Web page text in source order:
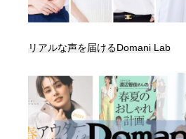
リアルな声を届けるDomani Lab